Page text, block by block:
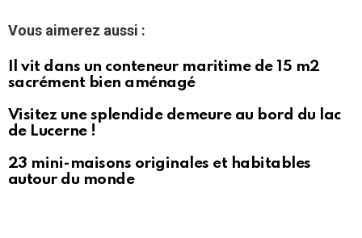
Vous aimerez aussi :
Il vit dans un conteneur maritime de 15 m2
sacrément bien aménagé
Visitez une splendide demeure au bord du lac
de Lucerne !
23 mini-maisons originales et habitables
autour du monde